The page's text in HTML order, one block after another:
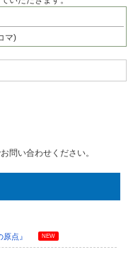
マ)
問い合わせください。
点』 NEW